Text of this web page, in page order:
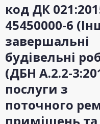
код ДК
45450000-6
завершальні
будівельні
(ДБН А.2.2-
послуги з
поточного